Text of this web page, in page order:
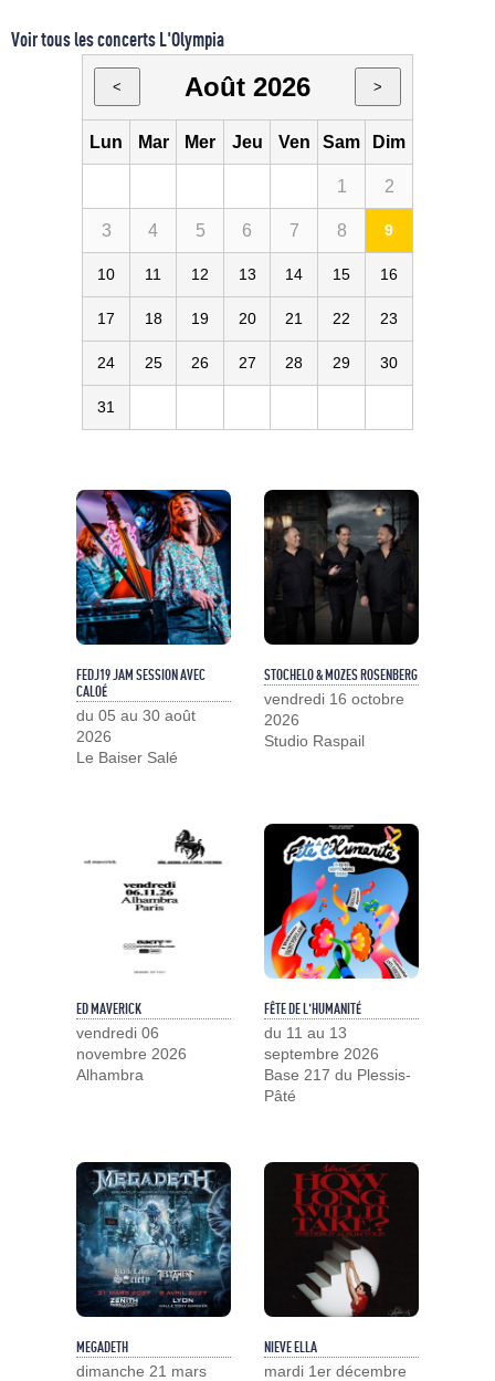
Voir tous les concerts L'Olympia
< Août 2026 >
Lun Mar Mer Jeu Ven Sam Dim
1 2
3 4 5 6 7 8 9
10 11 12 13 14 15 16
17 18 19 20 21 22 23
24 25 26 27 28 29 30
31
FEDJ19 JAM SESSION AVEC
CALOÉ
du 05 au 30 août
2026
Le Baiser Salé
STOCHELO & MOZES ROSENBERG
vendredi 16 octobre
2026
Studio Raspail
ED MAVERICK
vendredi 06
novembre 2026
Alhambra
FÊTE DE L'HUMANITÉ
du 11 au 13
septembre 2026
Base 217 du Plessis-
Pâté
MEGADETH
dimanche 21 mars
NIEVE ELLA
mardi 1er décembre